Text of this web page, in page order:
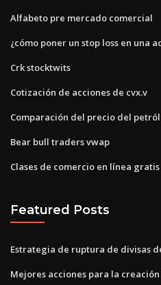
Alfabeto pre mercado comercial
¿cómo poner un stop loss en una
Crk stocktwits
Cotización de acciones de cvx.v
Comparación del precio del
Bear bull traders vwap
Clases de comercio en línea gratis
Featured Posts
Estrategia de ruptura de divisas
Mejores acciones para la